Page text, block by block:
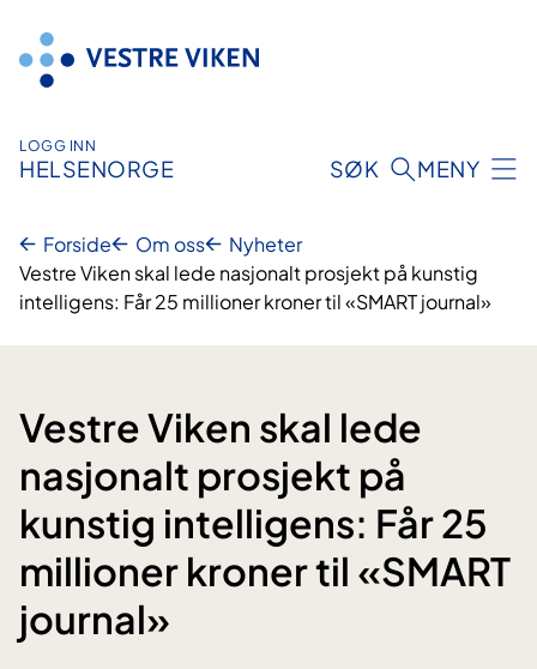
innhold
LOGG INN
HELSENORGE SØK MENY
Forside Om oss
Nyheter
Vestre Viken skal lede nasjonalt prosjekt på kunstig
intelligens: Får 25 millioner kroner til «SMART journal»
Vestre Viken skal lede
nasjonalt prosjekt på
kunstig intelligens: Får 25
millioner kroner til «SMART
journal»